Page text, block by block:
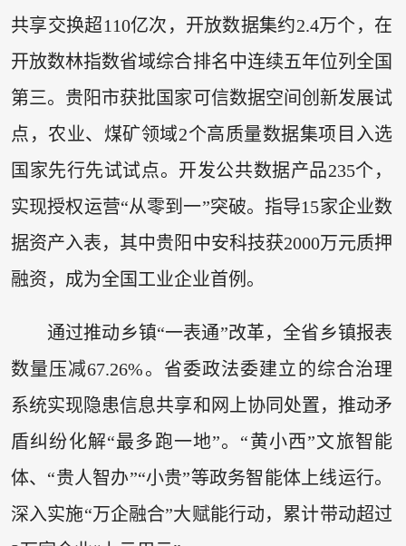
共享交换超110亿次，开放数据集约2.4万个，在
开放数林指数省域综合排名中连续五年位列全国
第三。贵阳市获批国家可信数据空间创新发展试
点，农业、煤矿领域2个高质量数据集项目入选
国家先行先试试点。开发公共数据产品235个，
实现授权运营“从零到一”突破。指导15家企业数
据资产入表，其中贵阳中安科技获2000万元质押
融资，成为全国工业企业首例。
通过推动乡镇“一表通”改革，全省乡镇报表
数量压减67.26%。省委政法委建立的综合治理
系统实现隐患信息共享和网上协同处置，推动矛
盾纠纷化解“最多跑一地”。“黄小西”文旅智能
体、“贵人智办”“小贵”等政务智能体上线运行。
深入实施“万企融合”大赋能行动，累计带动超过